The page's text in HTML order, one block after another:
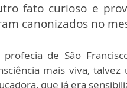
fato curioso e
canonizados no
profecia de São
mais viva,
que já era